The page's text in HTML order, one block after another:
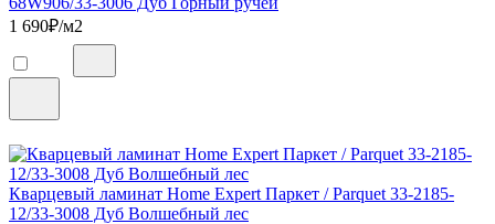
1 690₽/м2
Кварцевый ламинат Home Expert Паркет / Parquet 33-2185-
12/33-3008 Дуб Волшебный лес